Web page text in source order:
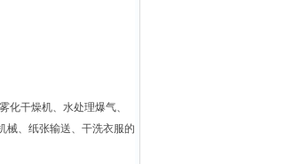
化干燥机、水处理爆气、
械、纸张输送、干洗衣服的